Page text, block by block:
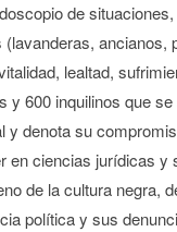
de
lealtad,
y 600 inquilinos que
y denota su
en ciencias jurídicas
de la cultura negra,
política y sus